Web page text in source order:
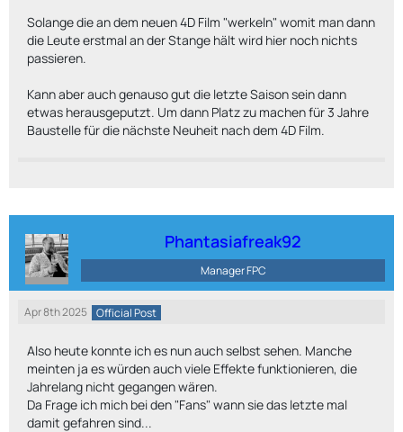
Solange die an dem neuen 4D Film "werkeln" womit man dann
die Leute erstmal an der Stange hält wird hier noch nichts
passieren.
Kann aber auch genauso gut die letzte Saison sein dann
etwas herausgeputzt. Um dann Platz zu machen für 3 Jahre
Baustelle für die nächste Neuheit nach dem 4D Film.
Phantasiafreak92
Manager FPC
Apr 8th 2025 Official Post
Also heute konnte ich es nun auch selbst sehen. Manche
meinten ja es würden auch viele Effekte funktionieren, die
Jahrelang nicht gegangen wären.
Da Frage ich mich bei den "Fans" wann sie das letzte mal
damit gefahren sind...